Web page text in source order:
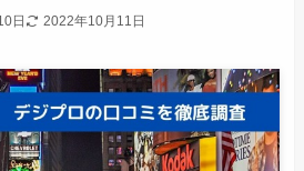
日 2022年10月11日